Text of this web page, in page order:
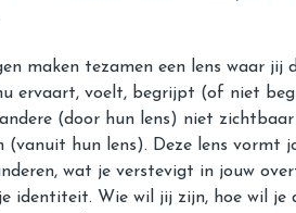
maken tezamen een lens waar jij
ervaart, voelt, begrijpt (of niet
(door hun lens) niet
(vanuit hun lens). Deze lens vormt
wat je verstevigt in jouw
identiteit. Wie wil jij zijn, hoe wil je